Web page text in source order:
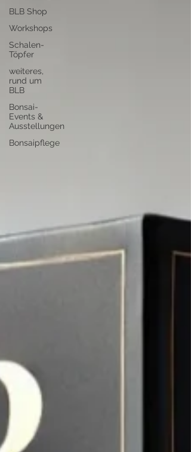
BLB Shop
Workshops
Schalen-
Töpfer
weiteres,
rund um
BLB
Bonsai-
Events &
Ausstellungen
Bonsaipflege